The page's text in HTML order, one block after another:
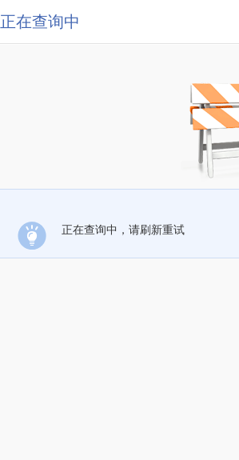
正在查询中
正在查询中，请刷新重试